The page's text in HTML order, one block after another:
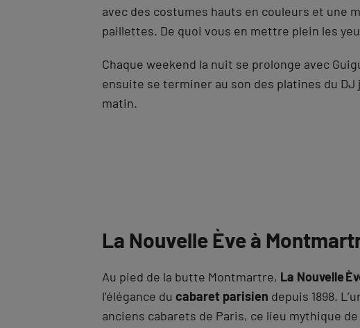
avec des costumes hauts en couleurs et une
paillettes. De quoi vous en mettre plein les
Chaque weekend la nuit se prolonge avec
ensuite se terminer au son des platines du DJ
matin.
La Nouvelle Ève à
Au pied de la butte Montmartre, La Nouvelle
l’élégance du cabaret parisien depuis 1898.
anciens cabarets de Paris, ce lieu mythique de